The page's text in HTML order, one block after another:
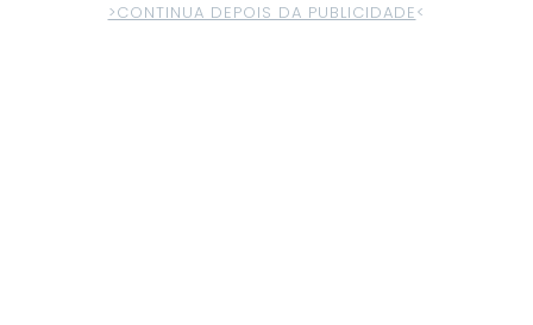
>CONTINUA DEPOIS DA PUBLICIDADE<